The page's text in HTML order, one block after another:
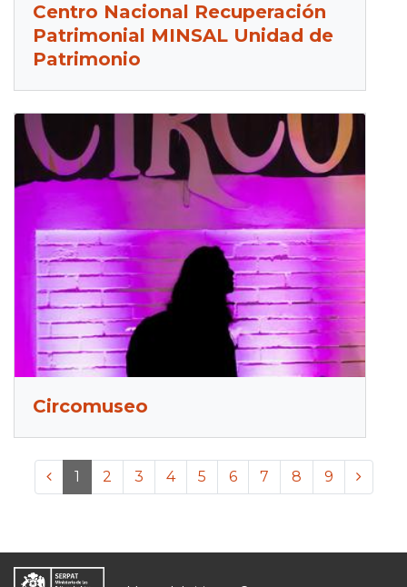
Centro Nacional Recuperación
Patrimonial MINSAL Unidad de
Patrimonio
Circomuseo
<< 1 2 3 4 5 6 7 8 9 >>